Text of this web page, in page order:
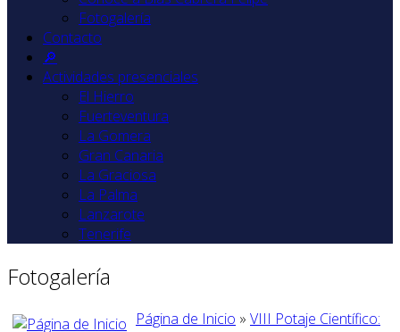
Fotogalería
Contacto
🔎
Actividades presenciales
El Hierro
Fuerteventura
La Gomera
Gran Canaria
La Graciosa
La Palma
Lanzarote
Tenerife
Fotogalería
Página de Inicio » VIII Potaje Científico: